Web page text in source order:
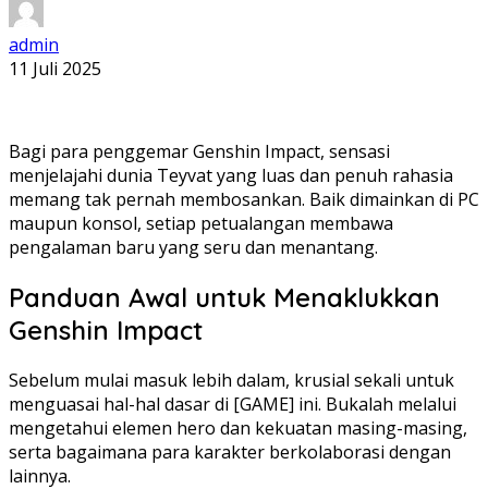
admin
11 Juli 2025
Bagi para penggemar Genshin Impact, sensasi
menjelajahi dunia Teyvat yang luas dan penuh rahasia
memang tak pernah membosankan. Baik dimainkan di PC
maupun konsol, setiap petualangan membawa
pengalaman baru yang seru dan menantang.
Panduan Awal untuk Menaklukkan
Genshin Impact
Sebelum mulai masuk lebih dalam, krusial sekali untuk
menguasai hal-hal dasar di [GAME] ini. Bukalah melalui
mengetahui elemen hero dan kekuatan masing-masing,
serta bagaimana para karakter berkolaborasi dengan
lainnya.